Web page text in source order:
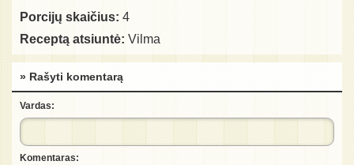
Porcijų skaičius: 4
Receptą atsiuntė: Vilma
» Rašyti komentarą
Vardas:
Komentaras: